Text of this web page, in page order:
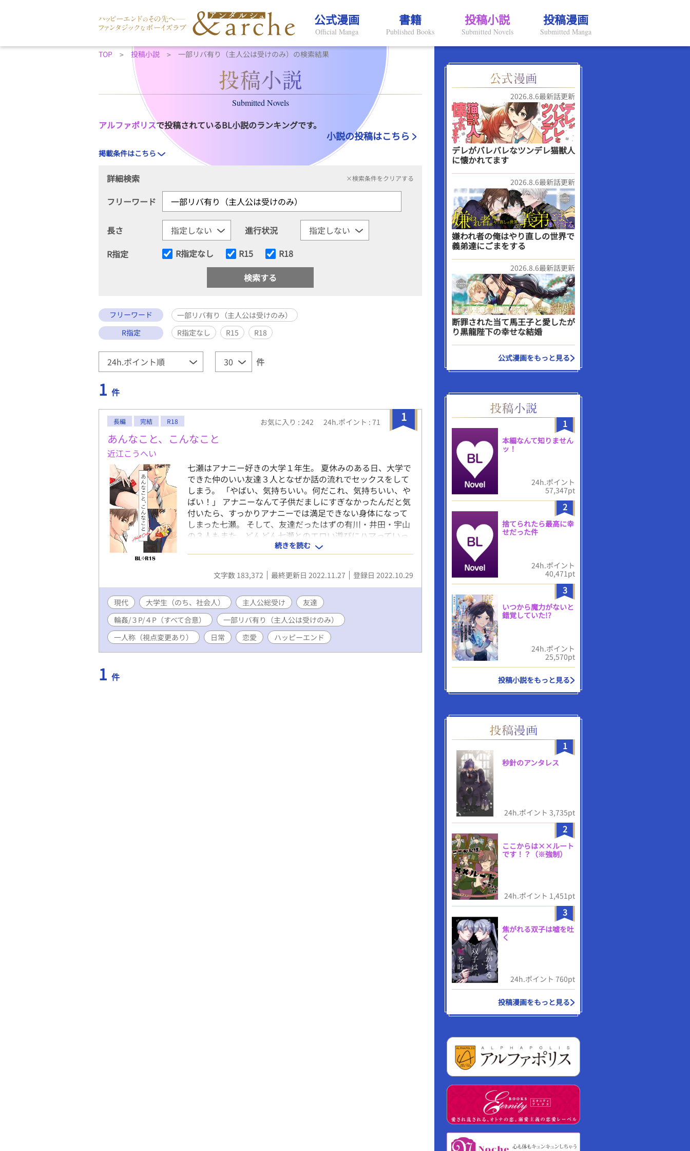
公式漫画
Official Manga
書籍
Published Books
投稿小説
Submitted Novels
投稿漫画
Submitted Manga
TOP 投稿小説 一部リバ有り（主人公は受けのみ）の検索結果
Submitted Novels
アルファポリスで投稿されているBL小説のランキングです。
小説の投稿はこちら
掲載条件はこちら
詳細検索 ×検索条件をクリアする
フリーワード
長さ
進行状況
R指定
R指定なし R15 R18
フリーワード
一部リバ有り（主人公は受けのみ）
R指定
R指定なし R15 R18
件
1 件
1
長編 完結 R18 お気に入り : 242 24h.ポイント : 71
あんなこと、こんなこと
近江こうへい
七瀬はアナニー好きの大学１年生。 夏休みのある日、大学で
できた仲のいい友達３人となぜか話の流れでセックスをして
しまう。 「やばい、気持ちいい。何だこれ、気持ちいい、や
ばい！」 アナニーなんて子供だましにすぎなかったんだと気
付いたら、すっかりアナニーでは満足できない身体になって
しまった七瀬。 そして、友達だったはずの有川・井田・宇山
の３人もまた、どんどん七瀬とのエロい遊びにハマっていっ
てしまい……。 そこにあるのは、性欲なのか友情なのか、そ
れとも。 セックスに耽りつつもそれぞれの想いは少しずつ育
ち、やがて長い長い恋愛に至る日々のお話。 （エロ満載です
が、ちゃんと恋愛もしています） ※それぞれの登場人物視点
イラストは、最終話の後 ※口語の雰囲気を重視して、「ら抜
き」、「い抜き」、誤用の定着した言葉遣い、などをあえて
使っている箇所があります。気になる方もいらっしゃると思
いますが、お含みおきいただけると幸いです。 【ムーンライ
続きを読む
文字数 183,372 最終更新日 2022.11.27 登録日 2022.10.29
現代 大学生（のち、社会人） 主人公総受け
友達
輪姦/３P/４P（すべて合意）
一部リバ有り（主人公は受けのみ）
一人称（視点変更あり）
日常 恋愛 ハッピーエンド
1 件
2026.8.6最新話更新
デレがバレバレなツンデレ猫獣人
に懐かれてます
2026.8.6最新話更新
嫌われ者の俺はやり直しの世界で
義弟達にごまをする
2026.8.6最新話更新
断罪された当て馬王子と愛したが
り黒龍陛下の幸せな結婚
公式漫画をもっと見る
1
本編なんて知りません
ッ！
24h.ポイント
57,347pt
2
捨てられたら最高に幸
せだった件
24h.ポイント
40,471pt
3
いつから魔力がないと
錯覚していた!?
24h.ポイント
25,570pt
投稿小説をもっと見る
1
秒針のアンタレス
24h.ポイント 3,735pt
2
ここからは××ルート
です！？（※強制）
24h.ポイント 1,451pt
3
焦がれる双子は嘘を吐
く
24h.ポイント 760pt
投稿漫画をもっと見る